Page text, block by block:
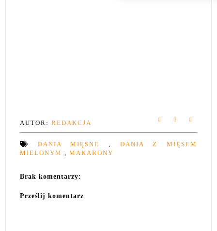
AUTOR: REDAKCJA
DANIA MIĘSNE, DANIA Z MIĘSEM
MIELONYM , MAKARONY
Brak komentarzy:
Prześlij komentarz